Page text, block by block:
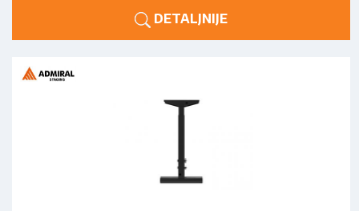
DETALJNIJE